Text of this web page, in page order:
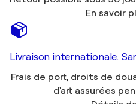
En savoir
Livraison internationale.
Frais de port, droits de
d'art assurées